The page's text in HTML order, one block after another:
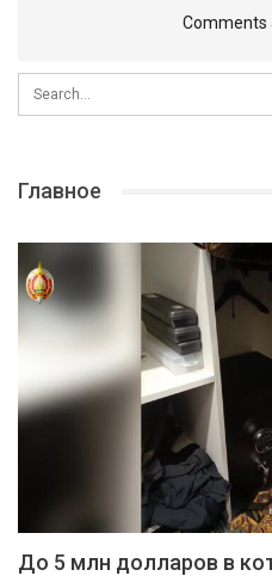
Comments
Главное
До 5 млн долларов в